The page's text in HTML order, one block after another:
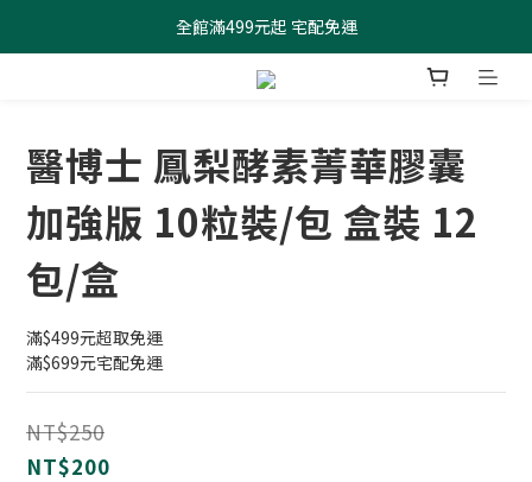
全館滿499元起 宅配免運
全館滿499元起 宅配免運
加入會員 $100元購物金現領現折
醫博士 鳳梨酵素菁華膠囊
加強版 10粒裝/包 盒裝 12
包/盒
滿$499元超取免運
滿$699元宅配免運
NT$250
NT$200